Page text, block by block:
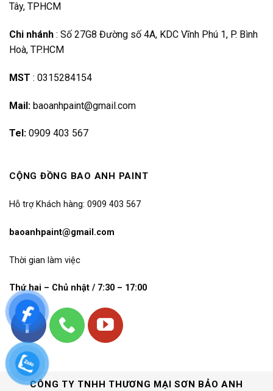
Tây, TPHCM
Chi nhánh : Số 27G8 Đường số 4A, KDC Vĩnh Phú 1, P. Bình
Hoà, TP.HCM
MST : 0315284154
Mail: baoanhpaint@gmail.com
Tel: 0909 403 567
CỘNG ĐỒNG BAO ANH PAINT
Hỗ trợ Khách hàng: 0909 403 567
baoanhpaint@gmail.com
Thời gian làm việc
Thứ hai – Chủ nhật / 7:30 – 17:00
CÔNG TY TNHH THƯƠNG MẠI SƠN BẢO ANH